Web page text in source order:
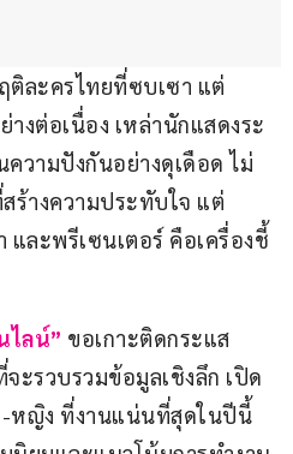
ติละครไทยที่ซบเซา แต่
างต่อเนื่อง เหล่านักแสดงระ
วามปังกันอย่างดุเดือด ไม่
ร้างความประทับใจ แต่
ละพรีเซนเตอร์ คือเครื่องชี้
ไลน์” ขอเกาะติดกระแส
ะรวบรวมข้อมูลเชิงลึก เปิด
หญิง ที่งานแน่นที่สุดในปีนี้